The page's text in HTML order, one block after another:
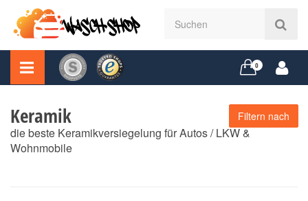
0
Keramik
die beste Keramikversiegelung für Autos / LKW &
Wohnmobile
Filtern nach